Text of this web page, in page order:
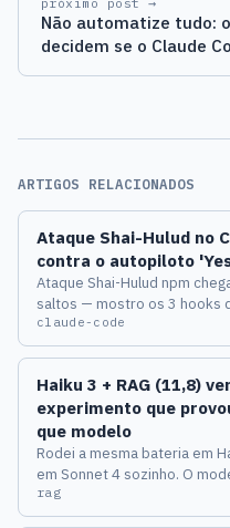
Não automatize tudo:
decidem se o Claude
ARTIGOS RELACIONADOS
Ataque Shai-Hulud no
contra o autopiloto
Ataque Shai-Hulud npm
saltos — mostro os 3 hooks
automático executar
claude-code
Haiku 3 + RAG (11,8)
experimento que
que modelo
Rodei a mesma bateria em
em Sonnet 4 sozinho. O
que o dobro. Explico linha a
BRL de 2026 que joga a
rag